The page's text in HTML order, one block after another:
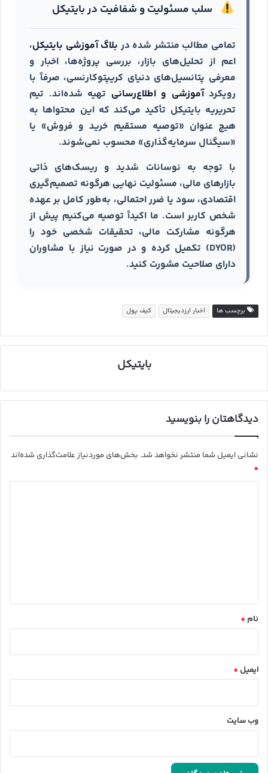
سلب مسئولیت و شفافیت در بایتیکل
تمامی مطالب منتشر شده در بلاگ آموزشی بایتیکل،
اعم از تحلیل‌های بازار، بررسی پروژه‌ها، اخبار و
معرفی پتانسیل‌های دنیای کریپتوکارنسی، صرفاً با
رویکردآموزشی و اطلاع‌رسانی تهیه شده‌اند. تیم
تحریریه بایتیکل تأکید می‌کند که این محتواها به
هیچ عنوان «توصیه مستقیم خرید و فروش» یا
«سیگنال سرمایه‌گذاری» محسوب نمی‌شوند.
با توجه به نوسانات شدید و ریسک‌های ذاتی
بازارهای مالی، مسئولیت نهایی هرگونه تصمیم‌گیری
اقتصادی، سود یا ضرر احتمالی، به‌طور کامل بر عهده
شخص کاربر است. ما اکیداً توصیه می‌کنیم پیش از
هرگونه مشارکت مالی، تحقیقات شخصی خود را
(DYOR) تکمیل کرده و در صورت نیاز با مشاوران
دارای صلاحیت مشورت کنید.
برچسب ها اخبار ارزدیجیتال کیف پول
بایتیکل
دیدگاهتان را بنویسید
نشانی ایمیل شما منتشر نخواهد شد. بخش‌های موردنیاز علامت‌گذاری شده‌اند
*
نام *
ایمیل *
وب‌ سایت